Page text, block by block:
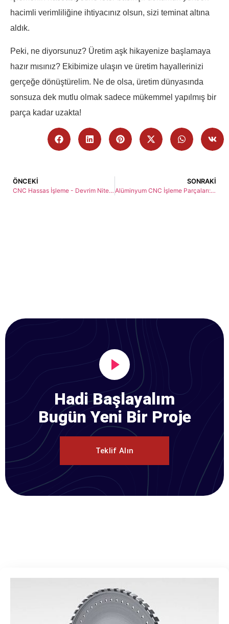
hacimli verimliliğine ihtiyacınız olsun, sizi teminat altına
aldık.
Peki, ne diyorsunuz? Üretim aşk hikayenize başlamaya
hazır mısınız? Ekibimize ulaşın ve üretim hayallerinizi
gerçeğe dönüştürelim. Ne de olsa, üretim dünyasında
sonsuza dek mutlu olmak sadece mükemmel yapılmış bir
parça kadar uzakta!
ÖNCEKI
CNC Hassas İşleme - Devrim Niteliğinde Bir Yolculuk
SONRAKI
Alüminyum CNC İşleme Parçaları: Hassasiyet, Çok Yönlülük ve Performans
Hadi Başlayalım
Bugün Yeni Bir Proje
Teklif Alın